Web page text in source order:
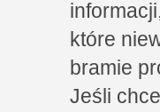
które
bramie
Jeśli